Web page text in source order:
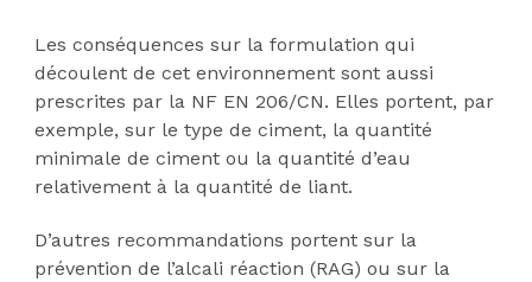
Les conséquences sur la formulation qui
découlent de cet environnement sont aussi
prescrites par la NF EN 206/CN. Elles portent, par
exemple, sur le type de ciment, la quantité
minimale de ciment ou la quantité d’eau
relativement à la quantité de liant.
D’autres recommandations portent sur la
prévention de l’alcali réaction (RAG) ou sur la